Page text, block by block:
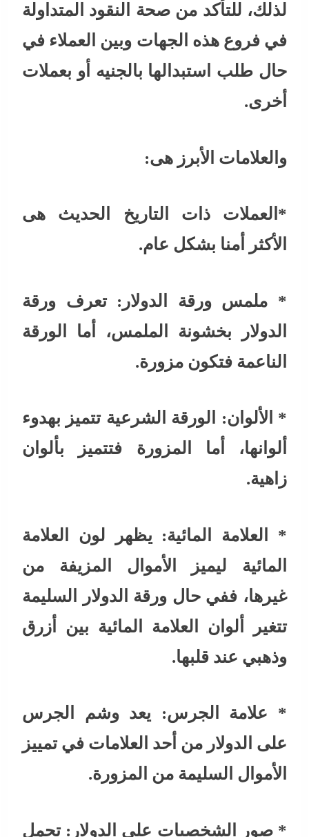
لذلك، للتأكد من صحة النقود المتداولة
في فروع هذه الجهات وبين العملاء في
حال طلب استبدالها بالجنيه أو بعملات
أخرى.
والعلامات الأبرز هى:
*العملات ذات التاريخ الحديث هى
الأكثر أمنا بشكل عام.
* ملمس ورقة الدولار: تعرف ورقة
الدولار بخشونة الملمس، أما الورقة
الناعمة فتكون مزورة.
* الألوان: الورقة الشرعية تتميز بهدوء
ألوانها، أما المزورة فتتميز بألوان
زاهية.
* العلامة المائية: يظهر لون العلامة
المائية ليميز الأموال المزيفة من
غيرها، ففي حال ورقة الدولار السليمة
تتغير ألوان العلامة المائية بين أزرق
وذهبي عند قلبها.
* علامة الجرس: يعد وشم الجرس
على الدولار من أحد العلامات في تمييز
الأموال السليمة من المزورة.
* صور الشخصيات على الدولار: تحمل